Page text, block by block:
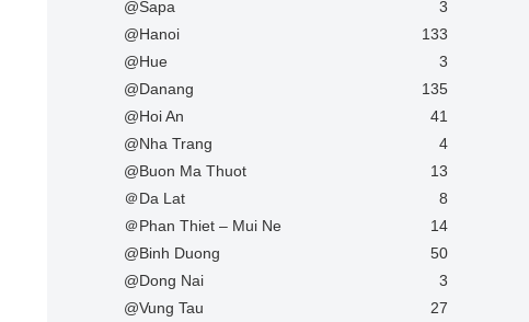
@Sapa
3
@Hanoi
133
@Hue
3
@Danang
135
@Hoi An
41
@Nha Trang
4
@Buon Ma Thuot
13
＠Da Lat
8
＠Phan Thiet – Mui Ne
14
@Binh Duong
50
@Dong Nai
3
@Vung Tau
27